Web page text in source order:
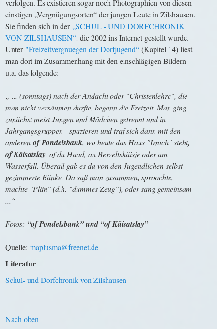
verfolgen. Es existieren sogar noch Photographien von diesen
einstigen „Vergnügungsorten“ der jungen Leute in Zilshausen.
Sie finden sich in der„SCHUL - UND DORFCHRONIK
VON ZILSHAUSEN“, die 2002 ins Internet gestellt wurde.
Unter "Freizeitvergnuegen der Dorfjugend“ (Kapitel 14) liest
man dort im Zusammenhang mit den einschlägigen Bildern
u.a. das folgende:
„ ... (sonntags) nach der Andacht oder "Christenlehre", die
man nicht versäumen durfte, begann die Freizeit. Man ging -
zunächst meist Jungen und Mädchen getrennt und in
Jahrgangsgruppen - spazieren und traf sich dann mit den
anderenof Pondelsbank, wo heute das Haus "Irnich" steht,
of Käisatslay, of da Haad, an Berzeltshäisje oder am
Wasserfall. Überall gab es da von den Jugendlichen selbst
gezimmerte Bänke. Da saß man zusammen, sproochte,
machte "Plän" (d.h. "dummes Zeug"), oder sang gemeinsam
...“
Fotos: “of Pondelsbank” und “of Käisatslay”
Quelle:maplusma@freenet.de
Literatur
Schul- und Dorfchronik von Zilshausen
Nach oben